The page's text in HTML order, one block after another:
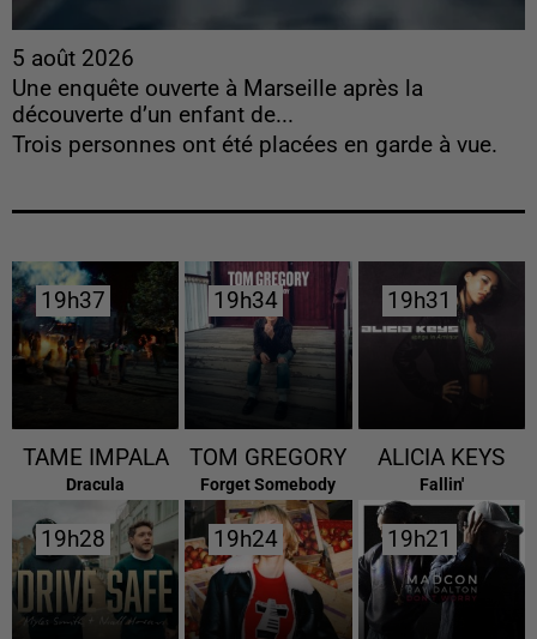
5 août 2026
Une enquête ouverte à Marseille après la
découverte d’un enfant de...
Trois personnes ont été placées en garde à vue.
19h37
19h37
TAME IMPALA
Dracula
19h34
19h34
TOM GREGORY
Forget Somebody
19h31
19h31
ALICIA KEYS
Fallin'
19h28
19h28 19h24
19h24 19h21
19h21